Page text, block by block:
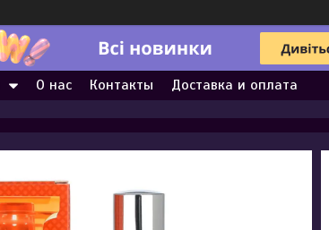
О нас Контакты Доставка и оплата